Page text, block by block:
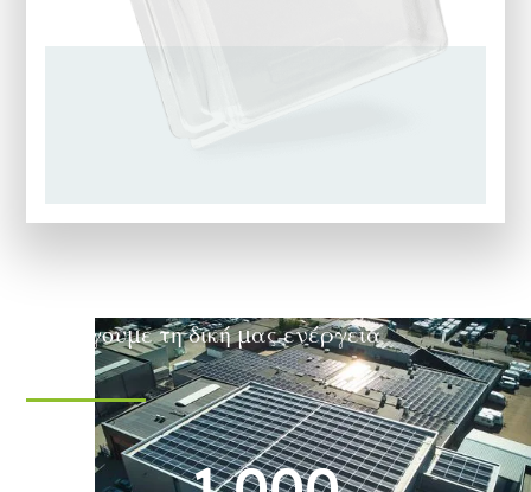
Παράγουμε τη δική μας ενέργεια